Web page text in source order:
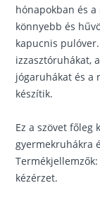
hónapokban és
könnyebb és
kapucnis
izzasztóruhákat,
jógaruhákat és
készítik.
Ez a szövet főleg
gyermekruhákra
kézérzet.